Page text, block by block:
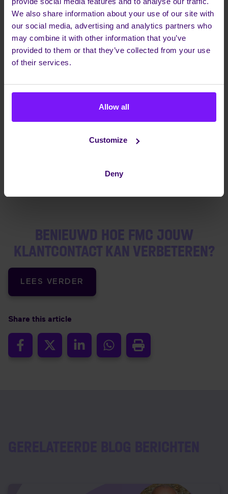
We also share information about your use of our site with
our social media, advertising and analytics partners who
may combine it with other information that you’ve
provided to them or that they’ve collected from your use
of their services.
Allow all
Customize
Deny
bedrijf? Kan FMC echt het verschil maken in hoe
je je klanten bedient en je bedrijf runt? Ik ga het
uitzoeken en mijn bevindingen met jullie delen.
WAT KUN JE VERWACHTEN?
In de komende maanden kun je hier op de blog
meer verwachten over mijn experimenten en
termen en lingo zoveel mogelijk te vermijden en
deze technologieën jouw bedrijf kunnen helpen
BENIEUWD HOE FMC JOUW
KLANTCONTACT KAN VERBETEREN?
LEES VERDER
Share this article